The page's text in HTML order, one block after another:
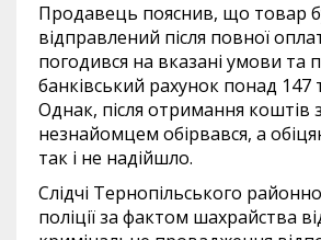
Продавець пояснив, що товар
відправлений після повної
погодився на вказані умови та
банківський рахунок понад 147
Однак, після отримання коштів
незнайомцем обірвався, а
так і не надійшло.
Слідчі Тернопільського
поліції за фактом шахрайства